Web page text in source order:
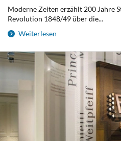
Moderne Zeiten erzählt 200 Jahre
Revolution 1848/49 über die...
Weiterlesen